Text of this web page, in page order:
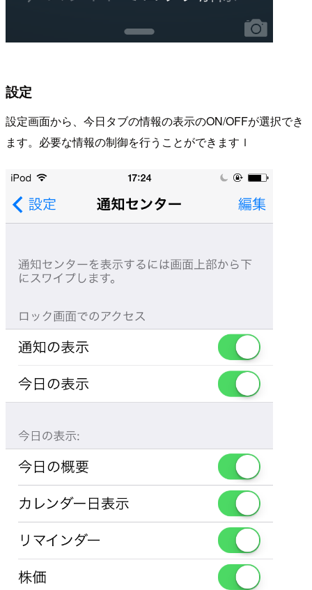
設定
設定画面から、今日タブの情報の表示のON/OFFが選択でき
ます。必要な情報の制御を行うことができますｌ